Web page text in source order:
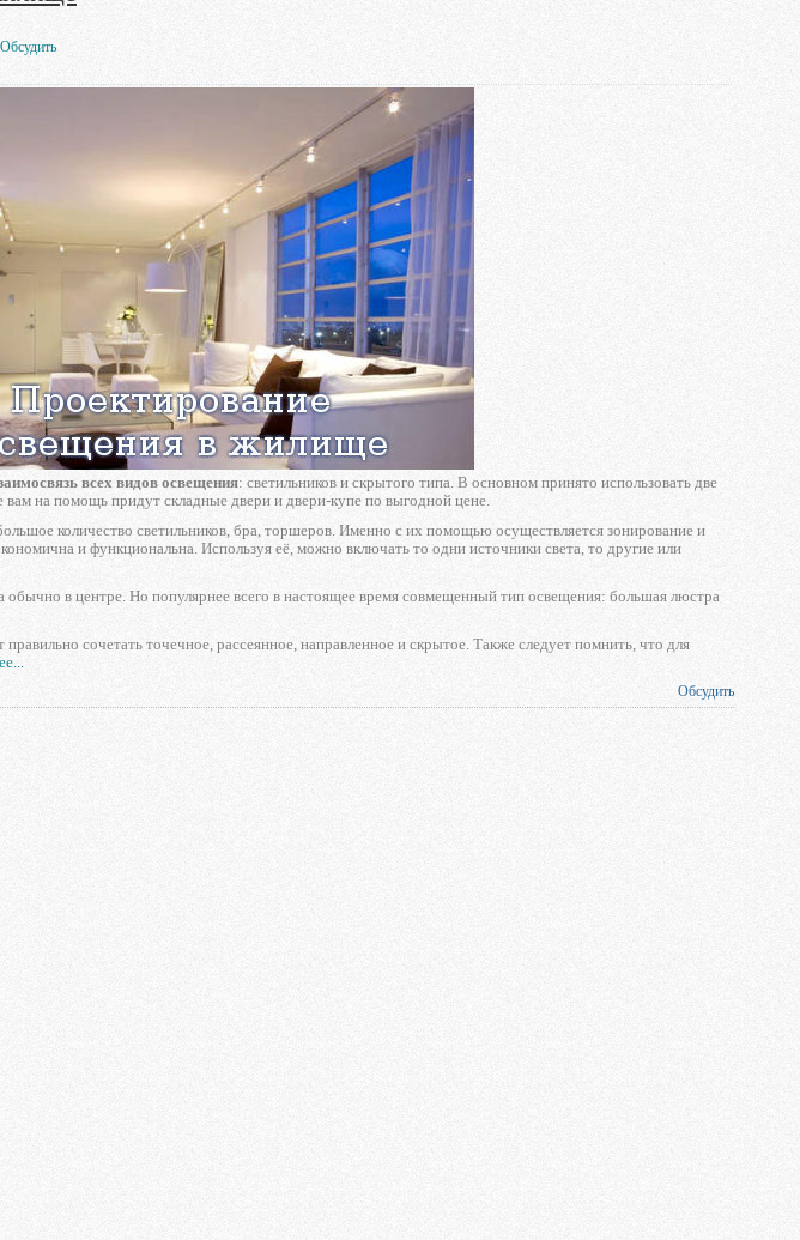
Обсудить
всех видов освещения: светильников и скрытого типа. В основном принято использовать две
на помощь придут складные двери и двери-купе по выгодной цене.
количество светильников, бра, торшеров. Именно с их помощью осуществляется зонирование и
и функциональна. Используя её, можно включать то одни источники света, то другие или
в центре. Но популярнее всего в настоящее время совмещенный тип освещения: большая люстра
сочетать точечное, рассеянное, направленное и скрытое. Также следует помнить, что для
Обсудить